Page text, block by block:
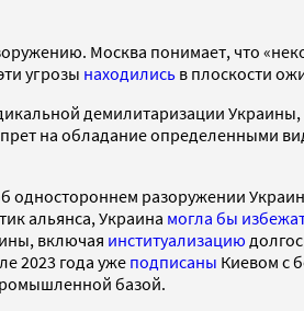
Москва понимает, что
угрозы находились в плоскости
демилитаризации Украины,
на обладание
одностороннем разоружении
альянса, Украина могла бы
включая институализацию
2023 года уже подписаны Киевом с
базой.